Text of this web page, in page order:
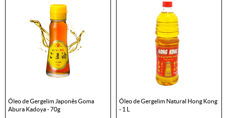
Óleo de Gergelim Japonês Goma
Abura Kadoya - 70g
Óleo de Gergelim Natural Hong Kong
- 1 L